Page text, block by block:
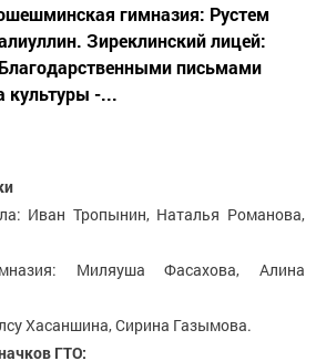
гимназия: Рустем
Зиреклинский лицей:
письмами
культуры -...
Иван Тропынин, Наталья Романова,
Миляуша Фасахова, Алина
Хасаншина, Сирина Газымова.
ГТО: